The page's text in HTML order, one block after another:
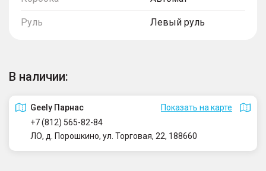
Руль Левый руль
В наличии:
Geely Парнас
Показать на карте
+7 (812) 565-82-84
ЛО, д. Порошкино, ул. Торговая, 22, 188660